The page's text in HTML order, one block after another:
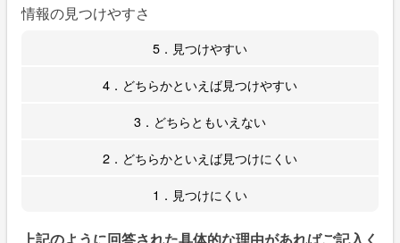
情報の見つけやすさ
5．見つけやすい
4．どちらかといえば見つけやすい
3．どちらともいえない
2．どちらかといえば見つけにくい
1．見つけにくい